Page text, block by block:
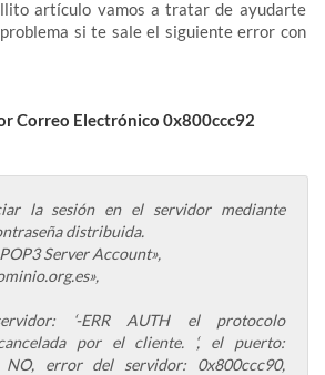
artículo vamos a tratar de ayudarte
si te sale el siguiente error con
Correo Electrónico 0x800ccc92
la sesión en el servidor mediante
distribuida.
Server Account»,
‘-ERR AUTH el protocolo
por el cliente. ‘, el puerto:
NO, error del servidor: 0x800ccc90,